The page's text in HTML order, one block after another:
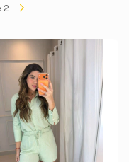
2